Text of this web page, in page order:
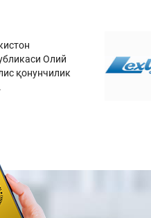
Олий
қонунчилик